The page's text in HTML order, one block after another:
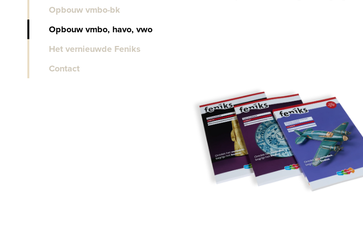
Opbouw vmbo-bk
Opbouw vmbo, havo, vwo
Het vernieuwde Feniks
Contact